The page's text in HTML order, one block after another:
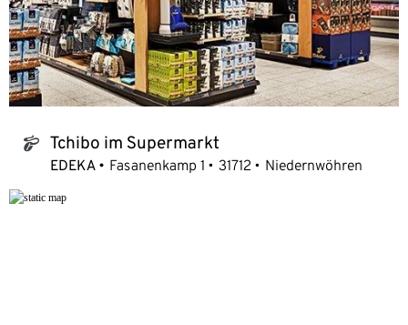
tchibo_logo Tchibo im Supermarkt
EDEKA Fasanenkamp 1 31712 Niedernwöhren